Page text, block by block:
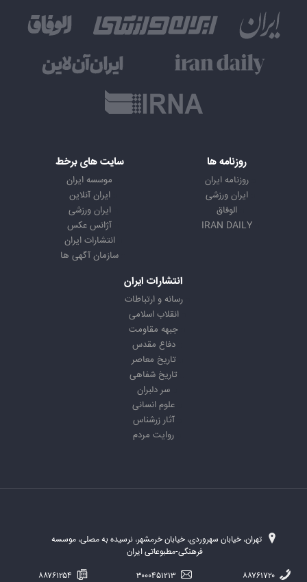
روزنامه ها
روزنامه ایران
ایران ورزشی
الوفاق
IRAN DAILY
سایت های برخط
موسسه ایران
ایران آنلاین
ایران ورزشی
آژانس عکس
انتشارات ایران
سازمان آگهی ها
انتشارات ایران
رسانه و ارتباطات
انقلاب اسلامی
جبهه مقاومت
دفاع مقدس
تاریخ معاصر
تاریخ شفاهی
سر دلبران
علوم انسانی
آثار زرشناس
روایت مردم
تهران، خیابان سهروردی، خیابان خرمشهر، نرسیده به مصلی، موسسه
فرهنگی-مطبوعاتی ایران